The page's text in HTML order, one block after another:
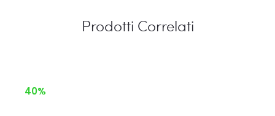
Prodotti Correlati
40%